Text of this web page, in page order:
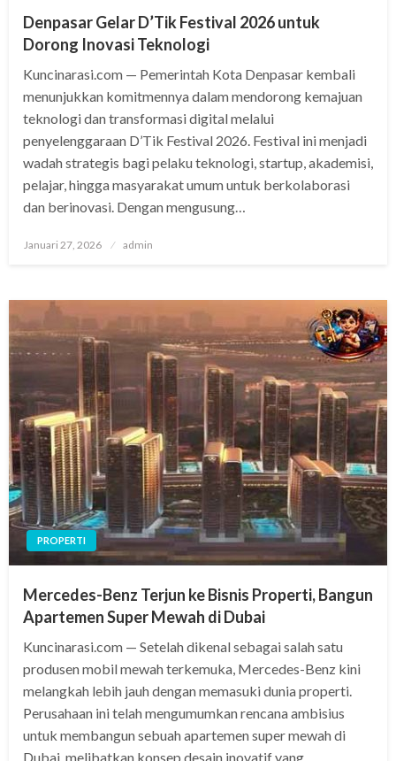
Denpasar Gelar D’Tik Festival 2026 untuk
Dorong Inovasi Teknologi
Kuncinarasi.com — Pemerintah Kota Denpasar kembali
menunjukkan komitmennya dalam mendorong kemajuan
teknologi dan transformasi digital melalui
penyelenggaraan D’Tik Festival 2026. Festival ini menjadi
wadah strategis bagi pelaku teknologi, startup, akademisi,
pelajar, hingga masyarakat umum untuk berkolaborasi
dan berinovasi. Dengan mengusung…
Posted
Januari 27, 2026 admin
PROPERTI
Mercedes-Benz Terjun ke Bisnis Properti, Bangun
Apartemen Super Mewah di Dubai
Kuncinarasi.com — Setelah dikenal sebagai salah satu
produsen mobil mewah terkemuka, Mercedes-Benz kini
melangkah lebih jauh dengan memasuki dunia properti.
Perusahaan ini telah mengumumkan rencana ambisius
untuk membangun sebuah apartemen super mewah di
Dubai, melibatkan konsep desain inovatif yang